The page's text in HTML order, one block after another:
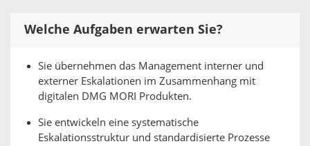
Welche Aufgaben erwarten Sie?
Sie übernehmen das Management interner und
externer Eskalationen im Zusammenhang mit
digitalen DMG MORI Produkten.
Sie entwickeln eine systematische
Eskalationsstruktur und standardisierte Prozesse